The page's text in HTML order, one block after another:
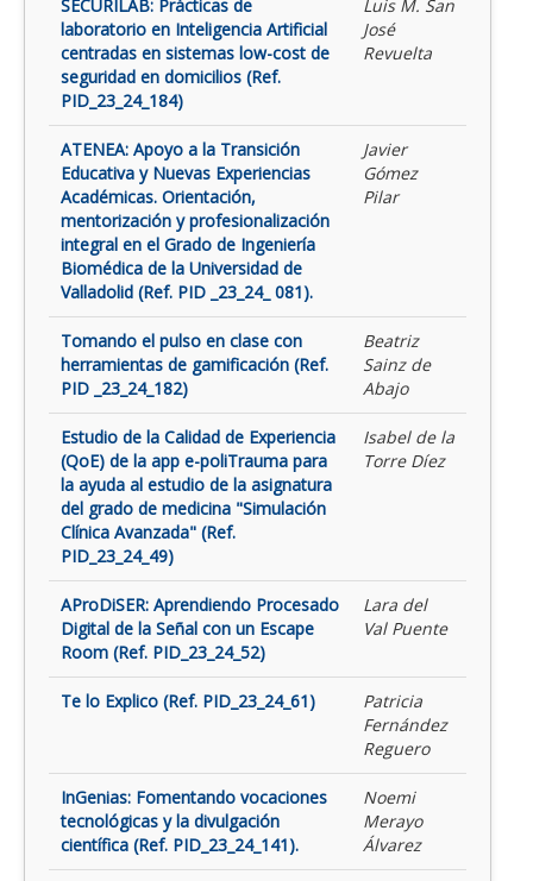
SECURILAB: Prácticas de
laboratorio en Inteligencia Artificial
centradas en sistemas low-cost de
seguridad en domicilios (Ref.
PID_23_24_184)
Luis M. San
José
Revuelta
ATENEA: Apoyo a la Transición
Educativa y Nuevas Experiencias
Académicas. Orientación,
mentorización y profesionalización
integral en el Grado de Ingeniería
Biomédica de la Universidad de
Valladolid (Ref. PID _23_24_ 081).
Javier
Gómez
Pilar
Tomando el pulso en clase con
herramientas de gamificación (Ref.
PID _23_24_182)
Beatriz
Sainz de
Abajo
Estudio de la Calidad de Experiencia
(QoE) de la app e-poliTrauma para
la ayuda al estudio de la asignatura
del grado de medicina "Simulación
Clínica Avanzada" (Ref.
PID_23_24_49)
Isabel de la
Torre Díez
AProDiSER: Aprendiendo Procesado
Digital de la Señal con un Escape
Room (Ref. PID_23_24_52)
Lara del
Val Puente
Te lo Explico (Ref. PID_23_24_61)
Patricia
Fernández
Reguero
InGenias: Fomentando vocaciones
tecnológicas y la divulgación
científica (Ref. PID_23_24_141).
Noemi
Merayo
Álvarez